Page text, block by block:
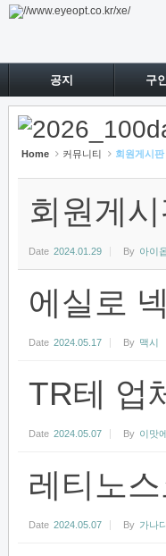
공지 구
Home 커뮤니티 회원게시판
회원게
Date 2024.01.29 By 아이
에실로
Date 2024.05.17 By 맥시
TR테 업
Date 2024.05.07 By 이맛
레티노
Date 2024.05.07 By 가나